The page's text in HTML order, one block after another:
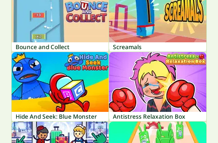
Bounce and Collect Screamals
Hide And Seek: Blue Monster Antistress Relaxation Box